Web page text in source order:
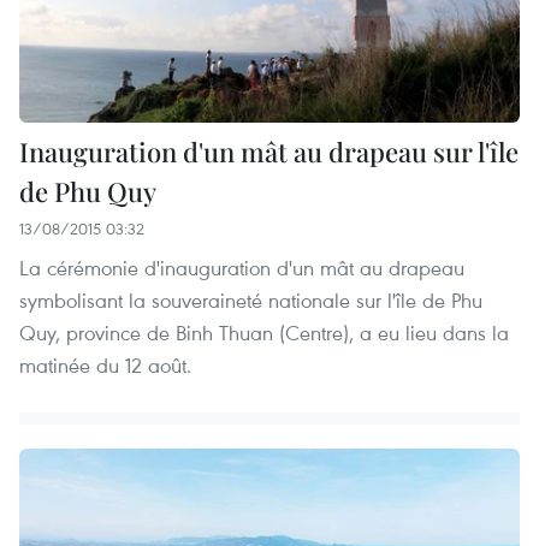
Inauguration d'un mât au drapeau sur l'île
de Phu Quy
13/08/2015 03:32
La cérémonie d'inauguration d'un mât au drapeau
symbolisant la souveraineté nationale sur l'île de Phu
Quy, province de Binh Thuan (Centre), a eu lieu dans la
matinée du 12 août.